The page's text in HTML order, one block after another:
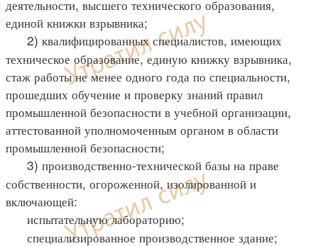
деятельности, высшего технического образования,
единой книжки взрывника;
2) квалифицированных специалистов, имеющих
техническое образование, единую книжку взрывника,
стаж работы не менее одного года по специальности,
прошедших обучение и проверку знаний правил
промышленной безопасности в учебной организации,
аттестованной уполномоченным органом в области
промышленной безопасности;
3) производственно-технической базы на праве
собственности, огороженной, изолированной и
включающей:
испытательную лабораторию;
специализированное производственное здание;